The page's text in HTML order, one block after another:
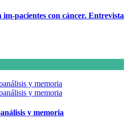
pacientes con cáncer. Entrevista
y memoria